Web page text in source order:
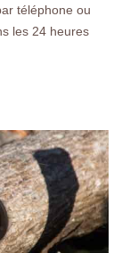
téléphone ou
les 24 heures